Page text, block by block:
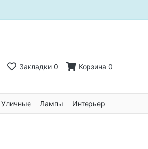
Закладки 0 Корзина 0
Уличные Лампы Интерьер